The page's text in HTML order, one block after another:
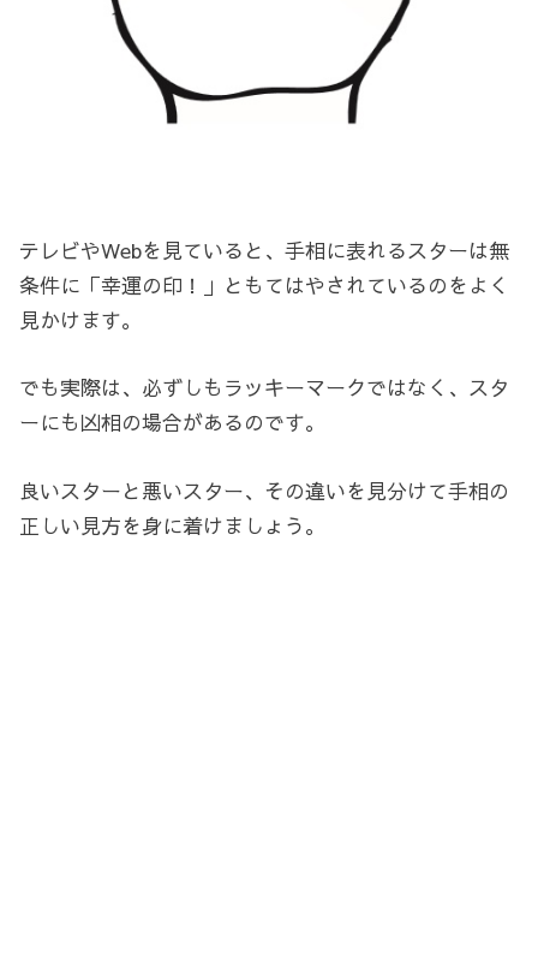
テレビやWebを見ていると、手相に表れるスターは無
条件に「幸運の印！」ともてはやされているのをよく
見かけます。
でも実際は、必ずしもラッキーマークではなく、スタ
ーにも凶相の場合があるのです。
良いスターと悪いスター、その違いを見分けて手相の
正しい見方を身に着けましょう。